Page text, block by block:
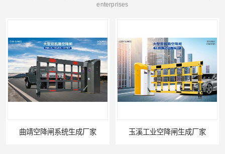
enterprises
曲靖空降闸系统生成厂家 玉溪工业空降闸生成厂家